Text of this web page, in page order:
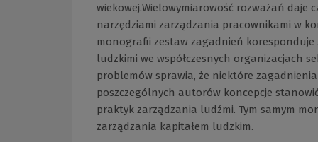
wiekowej.Wielowymiarowość rozważań daje
narzędziami zarządzania pracownikami w
monografii zestaw zagadnień
ludzkimi we współczesnych organizacjach
problemów sprawia, że niektóre
poszczególnych autorów koncepcje
praktyk zarządzania ludźmi. Tym samym
zarządzania kapitałem ludzkim.